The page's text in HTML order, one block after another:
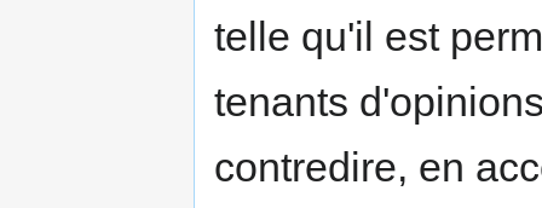
telle qu'il est
tenants
contredire, en